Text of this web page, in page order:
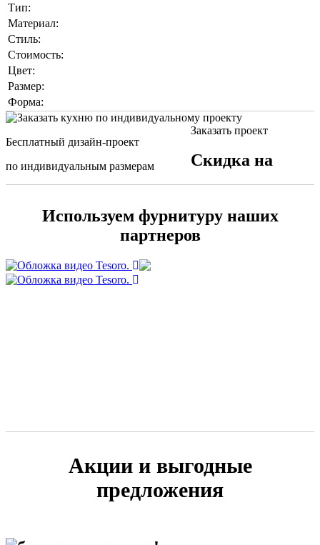
Тип:
Материал:
Стиль:
Стоимость:
Цвет:
Размер:
Форма:
Бесплатный дизайн-проект
по индивидуальным размерам
Заказать проект
Используем фурнитуру наших
партнеров
Акции и выгодные
предложения
Скидка на